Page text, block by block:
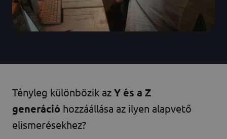
Tényleg különbözik az Y és a Z
generáció hozzáállása az ilyen alapvető
elismerésekhez?